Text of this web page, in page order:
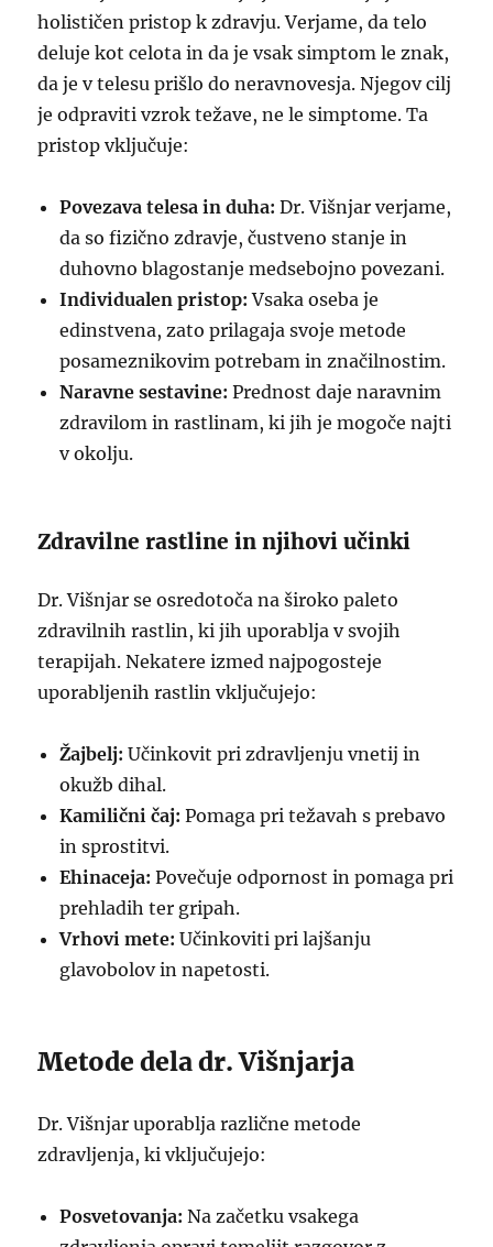
holističen pristop k zdravju. Verjame, da telo
deluje kot celota in da je vsak simptom le znak,
da je v telesu prišlo do neravnovesja. Njegov cilj
je odpraviti vzrok težave, ne le simptome. Ta
pristop vključuje:
Povezava telesa in duha: Dr. Višnjar verjame,
da so fizično zdravje, čustveno stanje in
duhovno blagostanje medsebojno povezani.
Individualen pristop: Vsaka oseba je
edinstvena, zato prilagaja svoje metode
posameznikovim potrebam in značilnostim.
Naravne sestavine: Prednost daje naravnim
zdravilom in rastlinam, ki jih je mogoče najti
v okolju.
Zdravilne rastline in njihovi učinki
Dr. Višnjar se osredotoča na široko paleto
zdravilnih rastlin, ki jih uporablja v svojih
terapijah. Nekatere izmed najpogosteje
uporabljenih rastlin vključujejo:
Žajbelj: Učinkovit pri zdravljenju vnetij in
okužb dihal.
Kamilični čaj: Pomaga pri težavah s prebavo
in sprostitvi.
Ehinaceja: Povečuje odpornost in pomaga pri
prehladih ter gripah.
Vrhovi mete: Učinkoviti pri lajšanju
glavobolov in napetosti.
Metode dela dr. Višnjarja
Dr. Višnjar uporablja različne metode
zdravljenja, ki vključujejo:
Posvetovanja: Na začetku vsakega